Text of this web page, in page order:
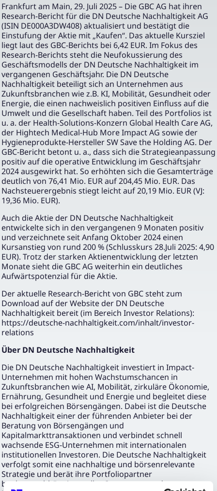
Frankfurt am Main, 29. Juli 2025 – Die GBC AG hat ihren
Research-Bericht für die DN Deutsche Nachhaltigkeit AG
(ISIN DE000A3DW408) aktualisiert und bestätigt die
Einstufung der Aktie mit „Kaufen“. Das aktuelle Kursziel
liegt laut des GBC-Berichts bei 6,42 EUR. Im Fokus des
Research-Berichts steht die Neufokussierung des
Geschäftsmodells der DN Deutsche Nachhaltigkeit im
vergangenen Geschäftsjahr. Die DN Deutsche
Nachhaltigkeit beteiligt sich an Unternehmen aus
Zukunftsbranchen wie z.B. KI, Mobilität, Gesundheit oder
Energie, die einen nachweislich positiven Einfluss auf die
Umwelt und die Gesellschaft haben. Teil des Portfolios ist
u. a. der Health-Solutions-Konzern Global Health Care AG,
der Hightech Medical-Hub More Impact AG sowie der
Hygieneprodukte-Hersteller SW Save the Holding AG. Der
GBC-Bericht betont u. a., dass sich die Strategieanpassung
positiv auf die operative Entwicklung im Geschäftsjahr
2024 ausgewirkt hat. So erhöhten sich die Gesamterträge
deutlich von 76,41 Mio. EUR auf 204,45 Mio. EUR. Das
Nachsteuerergebnis stiegt leicht auf 20,19 Mio. EUR (VJ:
19,36 Mio. EUR).
Auch die Aktie der DN Deutsche Nachhaltigkeit
entwickelte sich in den vergangenen 9 Monaten positiv
und verzeichnete seit Anfang Oktober 2024 einen
Kursanstieg von rund 200 % (Schlusskurs 28.Juli 2025: 4,90
EUR). Trotz der starken Aktienentwicklung der letzten
Monate sieht die GBC AG weiterhin ein deutliches
Aufwärtspotenzial für die Aktie.
Der aktuelle Research-Bericht von GBC steht zum
Download auf der Website der DN Deutsche
Nachhaltigkeit bereit (im Bereich Investor Relations):
https://deutsche-nachhaltigkeit.com/inhalt/investor-
relations
Über DN Deutsche Nachhaltigkeit
Die DN Deutsche Nachhaltigkeit investiert in Impact-
Unternehmen mit hohen Wachstumschancen in
Zukunftsbranchen wie AI, Mobilität, zirkuläre Ökonomie,
Ernährung, Gesundheit und Energie und begleitet diese
bei erfolgreichen Börsengängen. Dabei ist die Deutsche
Nachhaltigkeit einer der führenden Anbieter bei der
Beratung von Börsengängen und
Kapitalmarkttransaktionen und verbindet schnell
wachsende ESG-Unternehmen mit internationalen
institutionellen Investoren. Die Deutsche Nachhaltigkeit
verfolgt somit eine nachhaltige und börsenrelevante
Strategie und berät ihre Portfoliopartner
bankenunabhängig zu allen Instrumenten des